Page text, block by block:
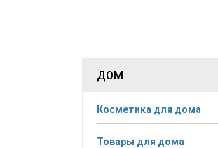
ДОМ
Косметика для дома
Товары для дома